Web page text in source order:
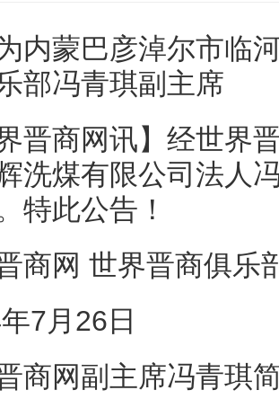
内蒙巴彦淖尔市临
部冯青琪副主席
界晋商网讯】经世界
洗煤有限公司法人
特此公告！
商网 世界晋商俱乐
7月26日
商网副主席冯青琪